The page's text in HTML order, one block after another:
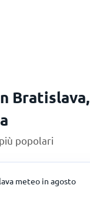
Bratislava,
popolari
meteo in agosto